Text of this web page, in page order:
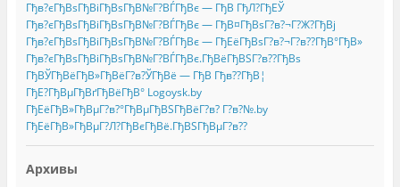
Гђв?єГђВѕГђВіГђВѕГђВ№Г?ВЃГђВє — ГђВ ГђЛ?ГђЕЎ
Гђв?єГђВѕГђВіГђВѕГђВ№Г?ВЃГђВє — ГђВ¤ГђВѕГ?в?¬Г?Ж?ГђВј
Гђв?єГђВѕГђВіГђВѕГђВ№Г?ВЃГђВє — ГђЕёГђВѕГ?в?¬Г?в??ГђВ°ГђВ»
Гђв?єГђВѕГђВіГђВѕГђВ№Г?ВЃГђВє.ГђВёГђВЅГ?в??ГђВѕ
ГђВЎГђВёГђВ»ГђВёГ?в?ЎГђВё — ГђВ Гђв??ГђВ¦
ГђЕ?ГђВµГђВґГђВёГђВ° Logoysk.by
ГђЕёГђВ»ГђВµГ?в?°ГђВµГђВЅГђВёГ?в? Г?в?№.by
ГђЕёГђВ»ГђВµГ?Л?ГђВєГђВё.ГђВЅГђВµГ?в??
Архивы